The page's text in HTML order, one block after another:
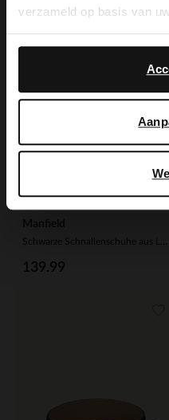
verzameld op basis van
Manfield
139.99
English